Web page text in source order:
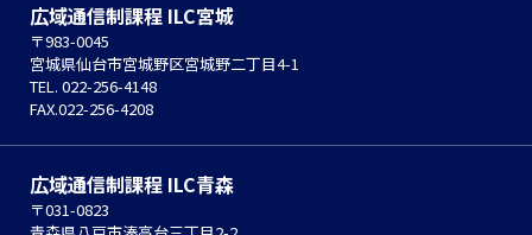
広域通信制課程 ILC宮城
〒983-0045
宮城県仙台市宮城野区宮城野二丁目4-1
TEL. 022-256-4148
FAX.022-256-4208
広域通信制課程 ILC青森
〒031-0823